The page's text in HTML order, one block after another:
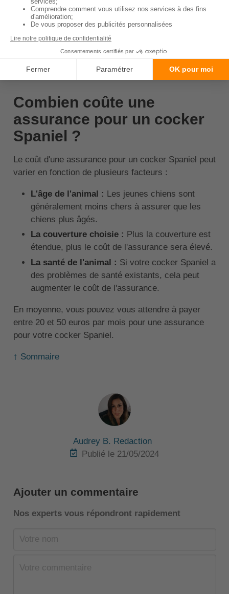
En résumé, la meilleure mutuelle pour votre cocker
Spaniel est celle qui répond le mieux à vos besoins
et à ceux de votre animal.
↑ Sommaire
Combien coûte une
assurance pour un cocker
Spaniel ?
Le coût d'une assurance pour un cocker Spaniel peut
varier en fonction de plusieurs facteurs :
L'âge de l'animal : Les jeunes chiens sont
généralement moins chers à assurer que les
chiens plus âgés.
La couverture choisie : Plus la couverture est
étendue, plus le coût de l'assurance sera élevé.
La santé de l'animal : Si votre cocker Spaniel a
des problèmes de santé existants, cela peut
augmenter le coût de l'assurance.
En moyenne, vous pouvez vous attendre à payer
entre 20 et 50 euros par mois pour une assurance
pour votre cocker Spaniel.
↑ Sommaire
Audrey B. Redaction
Publié le 21/05/2024
Ajouter un commentaire
Nos experts vous répondront rapidement